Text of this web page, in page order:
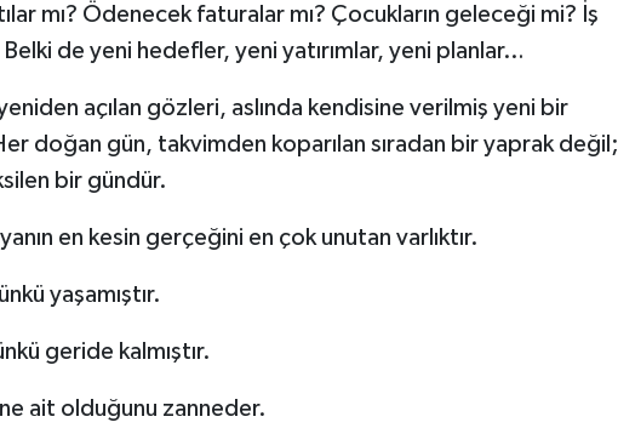
mı? Ödenecek faturalar mı? Çocukların geleceği mi? İş
de yeni hedefler, yeni yatırımlar, yeni planlar…
açılan gözleri, aslında kendisine verilmiş yeni bir
doğan gün, takvimden koparılan sıradan bir yaprak değil;
bir gündür.
en kesin gerçeğini en çok unutan varlıktır.
yaşamıştır.
geride kalmıştır.
ait olduğunu zanneder.